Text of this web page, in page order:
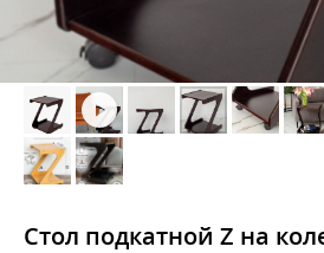
Стол подкатной Z на